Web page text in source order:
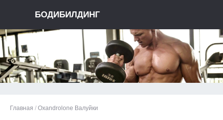
БОДИБИЛДИНГ
Главная / Oxandrolone Валуйки